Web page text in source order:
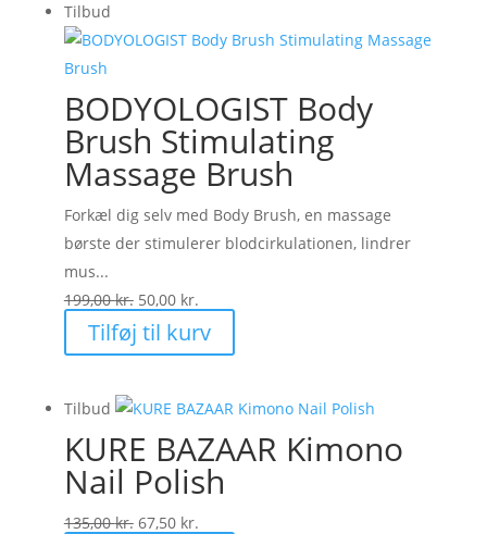
Tilbud
BODYOLOGIST Body
Brush Stimulating
Massage Brush
Forkæl dig selv med Body Brush, en massage
børste der stimulerer blodcirkulationen, lindrer
mus...
199,00kr. Den
oprindelige
pris
199,00 kr..
50,00 kr.Den
aktuelle
pris
50,00 kr..
Tilføj til kurv
Tilbud
KURE BAZAAR Kimono
Nail Polish
135,00kr. Den
67,50 kr.Den